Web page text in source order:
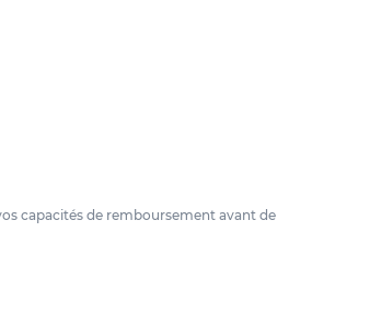
capacités de remboursement avant de